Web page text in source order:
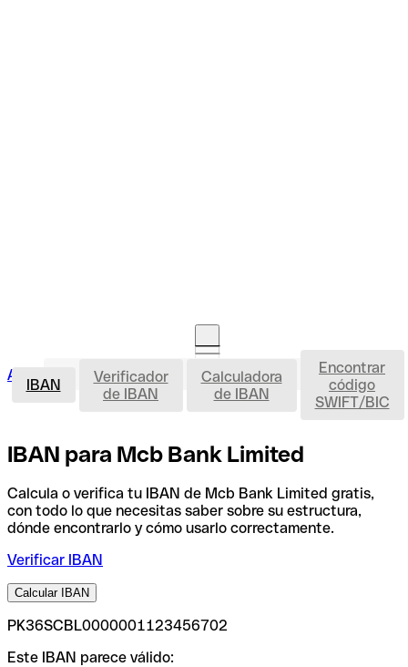
Acceso clientesAbrir cuenta IBAN
IBAN
Verificador
de IBAN
Calculadora
de IBAN
Encontrar
código
SWIFT/BIC
IBAN para Mcb Bank Limited
Calcula o verifica tu IBAN de Mcb Bank Limited gratis,
con todo lo que necesitas saber sobre su estructura,
dónde encontrarlo y cómo usarlo correctamente.
Verificar IBAN
Calcular IBAN
PK36SCBL0000001123456702
Este IBAN parece válido: